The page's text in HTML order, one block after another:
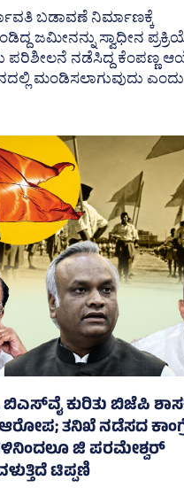
ಬಡಾವಣೆ ನಿರ್ಮಾಣಕ್ಕೆ
ಜಮೀನನ್ನು ಸ್ವಾಧೀನ
ಪರಿಶೀಲನೆ ನಡೆಸಿದ್ದ ಕೆಂಪಣ್ಣ
ಮಂಡಿಸಲಾಗುವುದು ಎಂದು
ಕುರಿತು ಬಿಜೆಪಿ
ತನಿಖೆ ನಡೆಸದ
ಜಿ ಪರಮೇಶ್ವರ್
ಟಿಪ್ಪಣಿ